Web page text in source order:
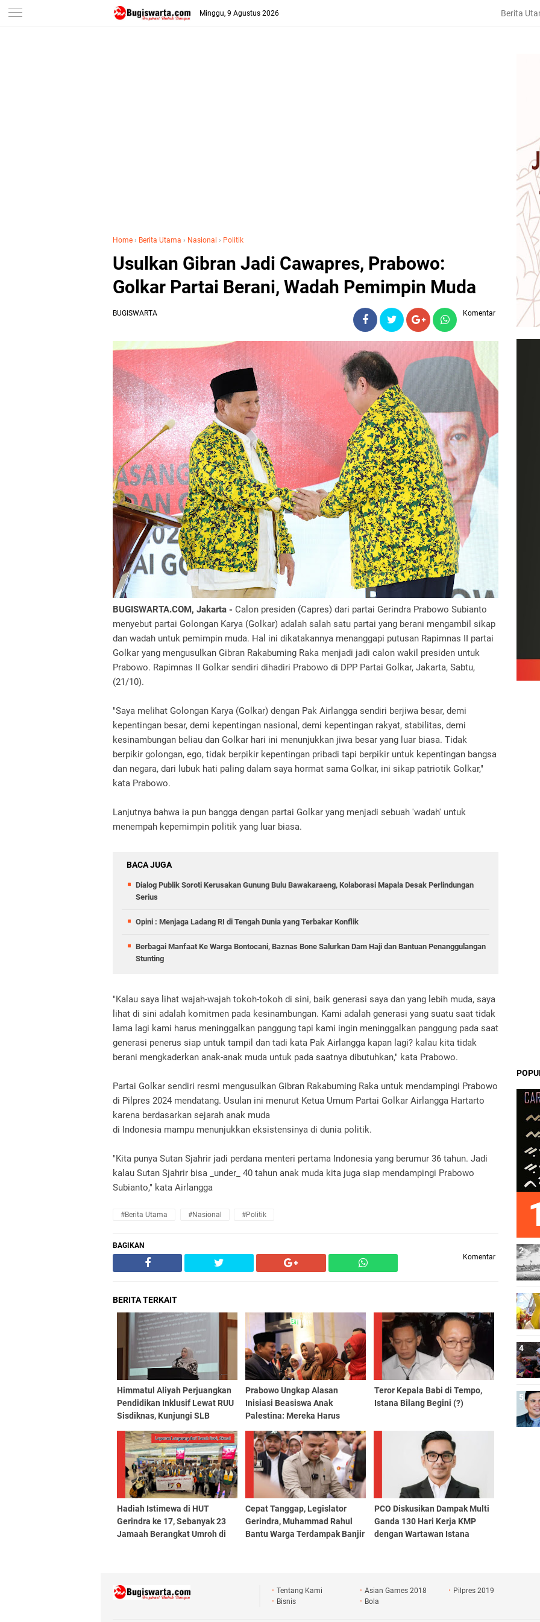
-->
Minggu, 9 Agustus 2026 Berita
Home › Berita Utama › Nasional › Politik
Usulkan Gibran Jadi Cawapres, Prabowo:
Golkar Partai Berani, Wadah Pemimpin Muda
BUGISWARTA Komentar
BUGISWARTA.COM, Jakarta - Calon presiden (Capres) dari partai Gerindra Prabowo Subianto
menyebut partai Golongan Karya (Golkar) adalah salah satu partai yang berani mengambil sikap
dan wadah untuk pemimpin muda. Hal ini dikatakannya menanggapi putusan Rapimnas II partai
Golkar yang mengusulkan Gibran Rakabuming Raka menjadi jadi calon wakil presiden untuk
Prabowo. Rapimnas II Golkar sendiri dihadiri Prabowo di DPP Partai Golkar, Jakarta, Sabtu,
(21/10).
"Saya melihat Golongan Karya (Golkar) dengan Pak Airlangga sendiri berjiwa besar, demi
kepentingan besar, demi kepentingan nasional, demi kepentingan rakyat, stabilitas, demi
kesinambungan beliau dan Golkar hari ini menunjukkan jiwa besar yang luar biasa. Tidak
berpikir golongan, ego, tidak berpikir kepentingan pribadi tapi berpikir untuk kepentingan bangsa
dan negara, dari lubuk hati paling dalam saya hormat sama Golkar, ini sikap patriotik Golkar,"
kata Prabowo.
Lanjutnya bahwa ia pun bangga dengan partai Golkar yang menjadi sebuah 'wadah' untuk
menempah kepemimpin politik yang luar biasa.
BACA JUGA
Dialog Publik Soroti Kerusakan Gunung Bulu Bawakaraeng, Kolaborasi Mapala Desak Perlindungan
Serius
Opini : Menjaga Ladang RI di Tengah Dunia yang Terbakar Konflik
Berbagai Manfaat Ke Warga Bontocani, Baznas Bone Salurkan Dam Haji dan Bantuan Penanggulangan
Stunting
"Kalau saya lihat wajah-wajah tokoh-tokoh di sini, baik generasi saya dan yang lebih muda, saya
lihat di sini adalah komitmen pada kesinambungan. Kami adalah generasi yang suatu saat tidak
lama lagi kami harus meninggalkan panggung tapi kami ingin meninggalkan panggung pada saat
generasi penerus siap untuk tampil dan tadi kata Pak Airlangga kapan lagi? kalau kita tidak
berani mengkaderkan anak-anak muda untuk pada saatnya dibutuhkan," kata Prabowo.
Partai Golkar sendiri resmi mengusulkan Gibran Rakabuming Raka untuk mendampingi Prabowo
di Pilpres 2024 mendatang. Usulan ini menurut Ketua Umum Partai Golkar Airlangga Hartarto
karena berdasarkan sejarah anak muda
di Indonesia mampu menunjukkan eksistensinya di dunia politik.
"Kita punya Sutan Sjahrir jadi perdana menteri pertama Indonesia yang berumur 36 tahun. Jadi
kalau Sutan Sjahrir bisa _under_ 40 tahun anak muda kita juga siap mendampingi Prabowo
Subianto," kata Airlangga
#Berita Utama #Nasional #Politik
BAGIKAN
Komentar
BERITA TERKAIT
Himmatul Aliyah Perjuangkan
Pendidikan Inklusif Lewat RUU
Sisdiknas, Kunjungi SLB
Prabowo Ungkap Alasan
Inisiasi Beasiswa Anak
Palestina: Mereka Harus
Teror Kepala Babi di Tempo,
Istana Bilang Begini (?)
Hadiah Istimewa di HUT
Gerindra ke 17, Sebanyak 23
Jamaah Berangkat Umroh di
Cepat Tanggap, Legislator
Gerindra, Muhammad Rahul
Bantu Warga Terdampak Banjir
PCO Diskusikan Dampak Multi
Ganda 130 Hari Kerja KMP
dengan Wartawan Istana
Tentang Kami Asian Games 2018
Pilpres 2019
Bisnis
Bola